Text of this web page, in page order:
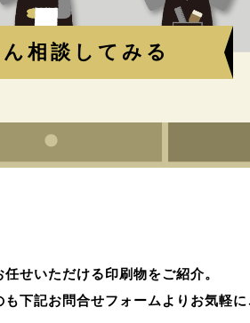
相談してみる
せいただける印刷物をご紹介。
も下記お問合せフォームよりお気軽